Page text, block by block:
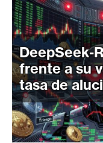
C
r
i
p
t
o
M
e
r
DeepSeek-
frente a su
tasa de